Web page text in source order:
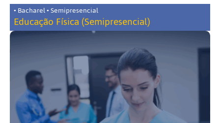
• Bacharel • Semipresencial
Educação Física (Semipresencial)